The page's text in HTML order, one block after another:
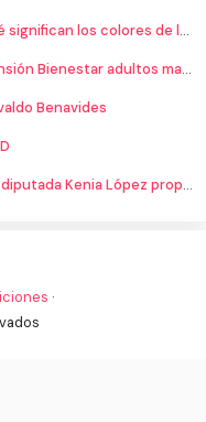
los colores de la bandera
Bienestar adultos mayores
Benavides
Kenia López propone cambiar el nombre del país a México
·